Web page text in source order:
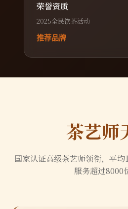
荣誉资质
2025全民饮茶活动
推荐品牌
茶艺师
国家认证高级茶艺师领衔，平均
服务超过8000